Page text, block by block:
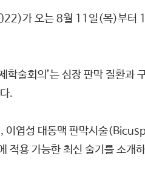
가 오는 8월 11일(목)부터
술회의’는 심장 판막 질환과
.
엽성 대동맥 판막시술
용 가능한 최신 술기를 소개